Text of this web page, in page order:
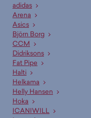
adidas
Arena
Asics
Björn Borg
CCM
Didriksons
Fat Pipe
Halti
Helkama
Helly Hansen
Hoka
ICANIWILL